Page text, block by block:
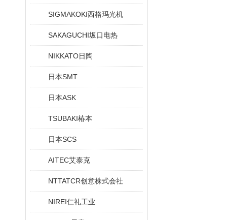
SIGMAKOKI西格玛光机
SAKAGUCHI坂口电热
NIKKATO日陶
日本SMT
日本ASK
TSUBAKI椿本
日本SCS
AITEC艾泰克
NTTATCR创意株式会社
NIREI仁礼工业